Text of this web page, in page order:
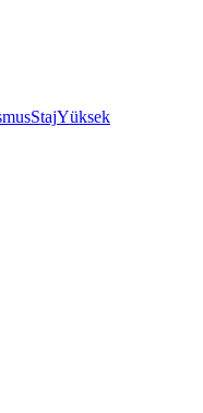
StajYüksek